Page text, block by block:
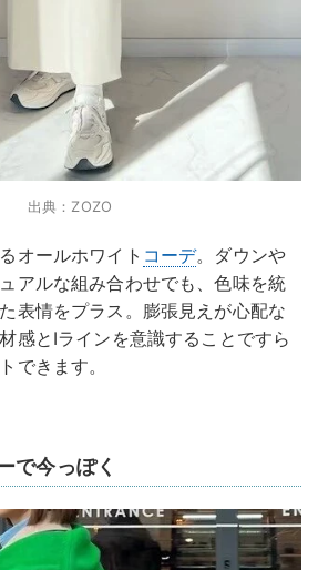
出典：ZOZO
オールホワイト コーデ。ダウンや
アルな組み合わせでも、色味を統
表情をプラス。膨張見えが心配な
感とIラインを意識することですら
できます。
で今っぽく